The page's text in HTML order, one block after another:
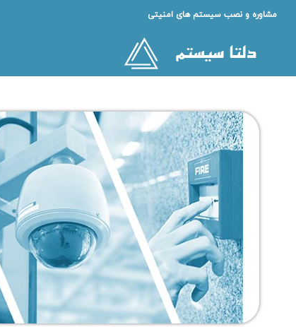
مشاوره و نصب سیستم های امنیتی